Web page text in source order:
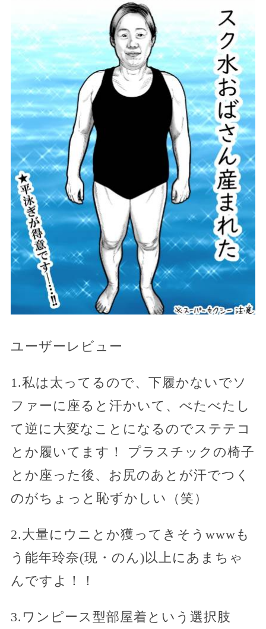
ユーザーレビュー
1.私は太ってるので、下履かないでソ
ファーに座ると汗かいて、べたべたし
て逆に大変なことになるのでステテコ
とか履いてます！ プラスチックの椅子
とか座った後、お尻のあとが汗でつく
のがちょっと恥ずかしい（笑）
2.大量にウニとか獲ってきそうwwwも
う能年玲奈(現・のん)以上にあまちゃ
んですよ！！
3.ワンピース型部屋着という選択肢